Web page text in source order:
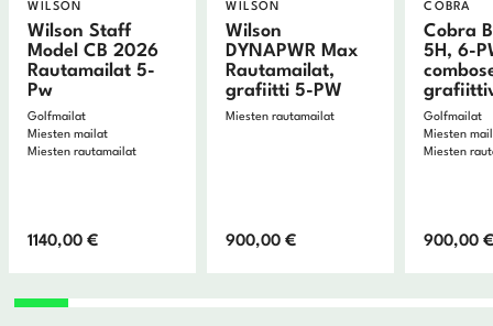
WILSON
Wilson Staff
Model CB 2026
Rautamailat 5-
Pw
Golfmailat
Miesten mailat
Miesten rautamailat
1140,00€
WILSON
Wilson
DYNAPWR Max
Rautamailat,
grafiitti 5-PW
Miesten rautamailat
900,00€
COBRA
Cobra
5H, 6-
Golfmailat
Miesten
Miesten
900,00